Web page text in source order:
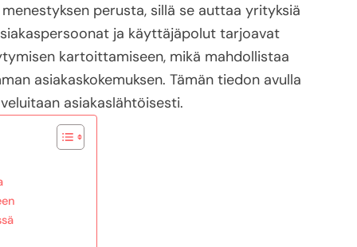
perusta, sillä se auttaa yrityksiä
ja käyttäjäpolut tarjoavat
kartoittamiseen, mikä mahdollistaa
asiakaskokemuksen. Tämän tiedon avulla
asiakaslähtöisesti.